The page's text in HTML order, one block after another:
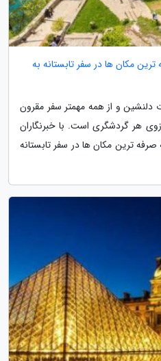
ترین مکان ها در سفر تابستانه به
و از همه مهمتر سفر مقرون
هر گردشگری است. با خبرنگاران
صرفه ترین مکان ها در سفر تابستانه